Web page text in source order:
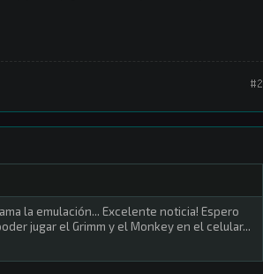
#2
la emulación... Excelente noticia! Espero
jugar el Grimm y el Monkey en el celular...